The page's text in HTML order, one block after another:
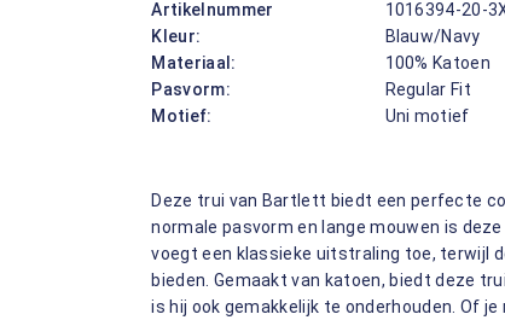
Artikelnummer
1016394-20-
Kleur:
Blauw/Navy
Materiaal:
100% Katoen
Pasvorm:
Regular Fit
Motief:
Uni motief
Deze trui van Bartlett biedt een perfecte
normale pasvorm en lange mouwen is
voegt een klassieke uitstraling toe, terwijl
bieden. Gemaakt van katoen, biedt deze
is hij ook gemakkelijk te onderhouden. Of